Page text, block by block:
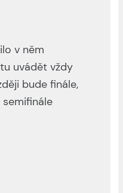
v něm
uvádět vždy
bude finále,